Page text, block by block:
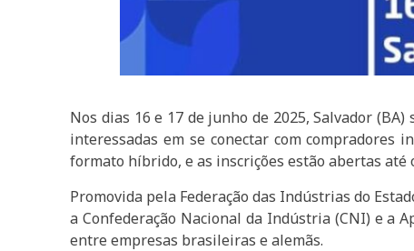
Nos dias 16 e 17 de junho de 2025, Salvador
interessadas em se conectar com compradores
formato híbrido, e as inscrições estão abertas até
Promovida pela Federação das Indústrias do
a Confederação Nacional da Indústria (CNI) e a
entre empresas brasileiras e alemãs.